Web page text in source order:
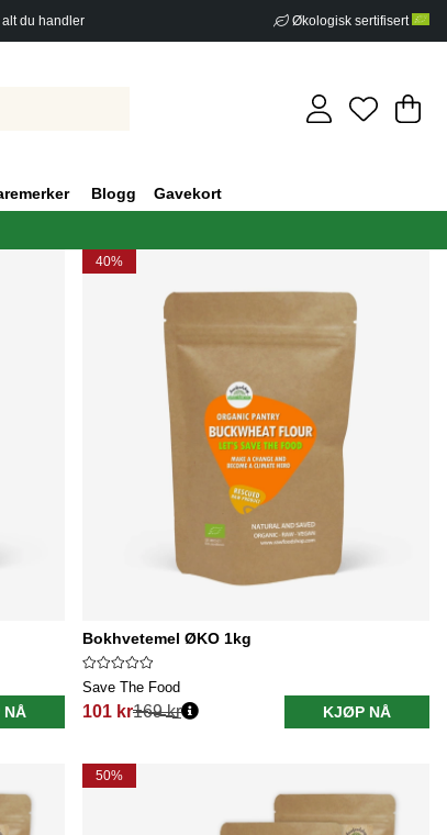
du handler Økologisk sertifisert
.
Blogg Gavekort
NÅ
40%
Bokhvetemel ØKO 1kg
Save The Food
101 kr
Vanlig pris:
169 kr KJØP NÅ
50%